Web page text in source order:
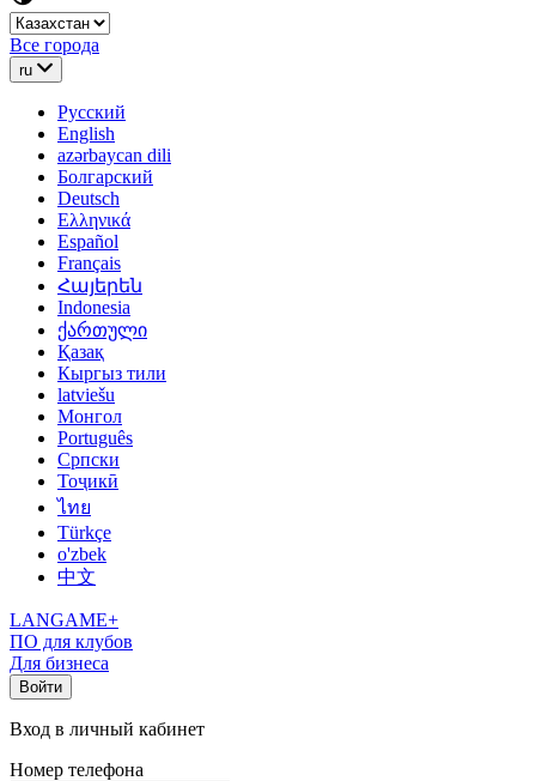
Все города
ru
Русский
English
azərbaycan dili
Болгарский
Deutsch
Ελληνικά
Español
Français
Հայերեն
Indonesia
ქართული
Қазақ
Кыргыз тили
latviešu
Монгол
Português
Српски
Тоҷикӣ
ไทย
Türkçe
o'zbek
中文
LANGAME+
ПО для клубов
Для бизнеса
Войти
Вход в личный кабинет
Номер телефона